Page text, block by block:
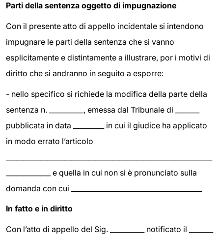
Parti della sentenza oggetto di impugnazione
Con il presente atto di appello incidentale si intendono
impugnare le parti della sentenza che si vanno
esplicitamente e distintamente a illustrare, por i motivi di
diritto che si andranno in seguito a esporre:
- nello specifico si richiede la modifica della parte della
sentenza n. __________, emessa dal Tribunale di _______
pubblicata in data _________ in cui il giudice ha applicato
in modo errato l’articolo
_____________ e quella in cui non si è pronunciato sulla
domanda con cui ______________________________________
In fatto e in diritto
Con l’atto di appello del Sig. __________ notificato il _______